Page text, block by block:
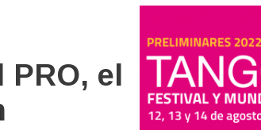
el